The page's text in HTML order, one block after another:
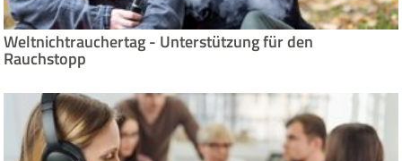
Weltnichtrauchertag - Unterstützung für den
Rauchstopp